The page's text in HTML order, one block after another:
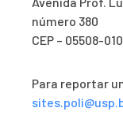
número 380
CEP – 05508-
Para reportar